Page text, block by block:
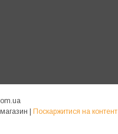
GOOL.COM.UA оптово-роздрібний склад будівельних та декоративних матеріалів інтернет-магазин | Поскаржитися на контент